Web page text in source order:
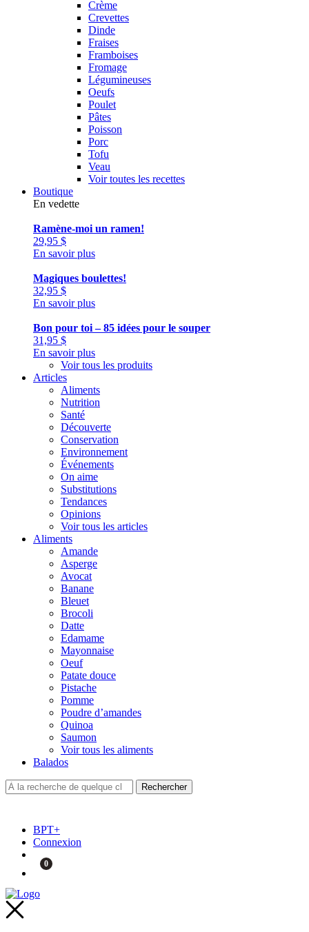
Crème
Crevettes
Dinde
Fraises
Framboises
Fromage
Légumineuses
Oeufs
Poulet
Pâtes
Poisson
Porc
Tofu
Veau
Voir toutes les recettes
Boutique
En vedette
Ramène-moi un ramen!
29,95 $
En savoir plus
Magiques boulettes!
32,95 $
En savoir plus
Bon pour toi – 85 idées pour le souper
31,95 $
En savoir plus
Voir tous les produits
Articles
Aliments
Nutrition
Santé
Découverte
Conservation
Environnement
Événements
On aime
Substitutions
Tendances
Opinions
Voir tous les articles
Aliments
Amande
Asperge
Avocat
Banane
Bleuet
Brocoli
Datte
Edamame
Mayonnaise
Oeuf
Patate douce
Pistache
Pomme
Poudre d’amandes
Quinoa
Saumon
Voir tous les aliments
Balados
BPT+
Connexion
0